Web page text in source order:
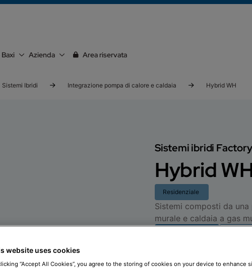
Azienda Area riservata
Sistemi Ibridi Integrazione pompa di calore e caldaia Hybrid WH
Sistemi ibridi
Hybrid
Residenziale
Sistemi composti da
murale e caldaia a gas
website uses cookies
“Accept All Cookies”, you agree to the storing of cookies on your device to enhance